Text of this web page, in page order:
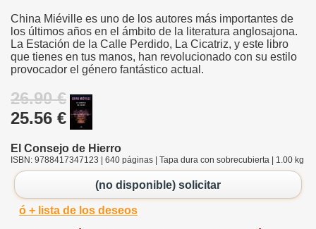
China Miéville es uno de los autores más importantes de
los últimos años en el ámbito de la literatura anglosajona.
La Estación de la Calle Perdido, La Cicatriz, y este libro
que tienes en tus manos, han revolucionado con su estilo
provocador el género fantástico actual.
26.90 €
25.56 €
El Consejo de Hierro
ISBN: 9788417347123 | 640 páginas | Tapa dura con sobrecubierta | 1.00 kg
(no disponible) solicitar
ó + lista de los deseos